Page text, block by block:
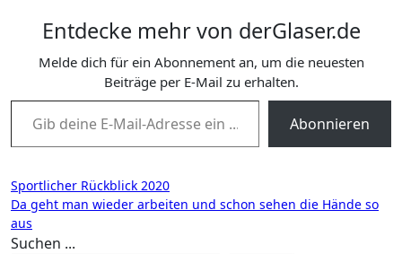
Entdecke mehr von derGlaser.de
Melde dich für ein Abonnement an, um die neuesten
Beiträge per E-Mail zu erhalten.
Gib deine E-Mail-Adresse ein ...
Abonnieren
Beitragsnavigation
Sportlicher Rückblick 2020
Da geht man wieder arbeiten und schon sehen die Hände so
aus
Suchen ...